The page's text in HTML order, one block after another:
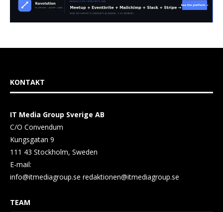
KONTAKT
IT Media Group Sverige AB
C/O Convendum
Kungsgatan 9
111 43 Stockholm, Sweden
E-mail:
info@itmediagroup.se redaktionen@itmediagroup.se
TEAM